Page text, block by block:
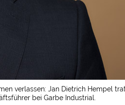
verlassen: Jan Dietrich Hempel
bei Garbe Industrial.